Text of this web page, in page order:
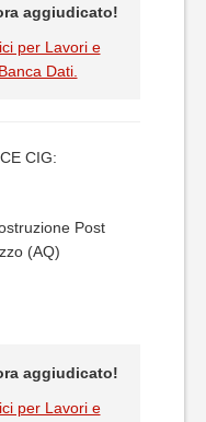
aggiudicato!
per Lavori e
Dati.
CIG:
Post
(AQ)
aggiudicato!
per Lavori e